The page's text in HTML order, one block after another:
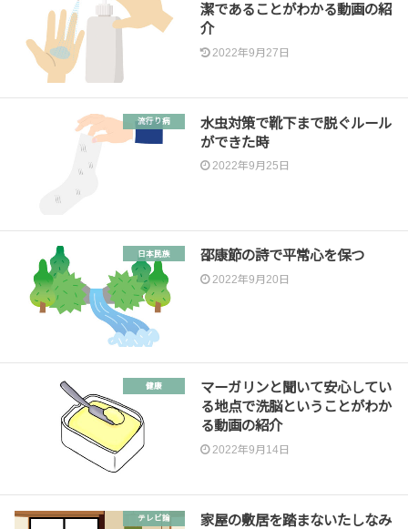
潔であることがわかる動画の紹
介
2022年9月27日
流行り病
水虫対策で靴下まで脱ぐルール
ができた時
2022年9月25日
日本民族 邵康節の詩で平常心を保つ
2022年9月20日
健康
マーガリンと聞いて安心してい
る地点で洗脳ということがわか
る動画の紹介
2022年9月14日
テレビ論
家屋の敷居を踏まないたしなみ